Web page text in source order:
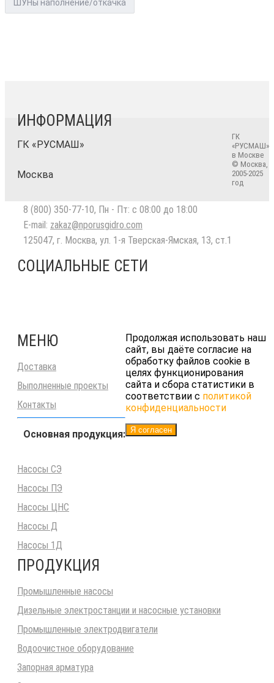
ШУНы наполнение/откачка
ИНФОРМАЦИЯ
ГК «РУСМАШ»
Москва
8 (800) 350-77-10, Пн - Пт: с 08:00 до 18:00
E-mail: zakaz@nporusgidro.com
125047, г. Москва, ул. 1-я Тверская-Ямская, 13, ст.1
СОЦИАЛЬНЫЕ СЕТИ
МЕНЮ
Доставка
Выполненные проекты
Контакты
Основная продукция:
Насосы СЭ
Насосы ПЭ
Насосы ЦНС
Насосы Д
Насосы 1Д
ПРОДУКЦИЯ
Промышленные насосы
Дизельные электростанции и насосные установки
Промышленные электродвигатели
Водоочистное оборудование
Запорная арматура
ГК
«РУСМАШ»
в Москве
© Москва,
2005-2025
год
Продолжая использовать наш
сайт, вы даёте согласие на
обработку файлов cookie в
целях функционирования
сайта и сбора статистики в
соответствии с политикой
конфиденциальности
Я согласен